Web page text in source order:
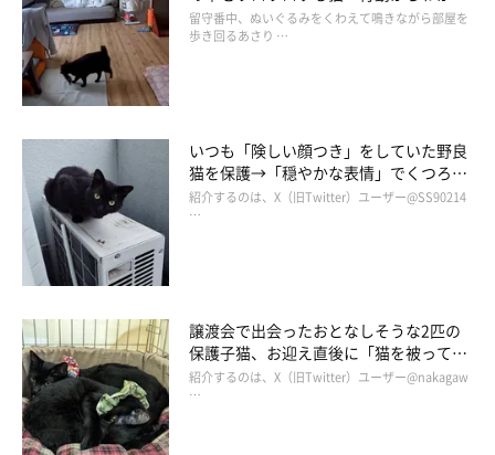
心理は？｜獣医師解説
留守番中、ぬいぐるみをくわえて鳴きながら部屋を
歩き回るあさり …
いつも「険しい顔つき」をしていた野良
猫を保護→「穏やかな表情」でくつろぐ
現在の姿に心温まる
紹介するのは、X（旧Twitter）ユーザー@SS90214
…
譲渡会で出会ったおとなしそうな2匹の
保護子猫、お迎え直後に「猫を被ってい
た」ことが発覚!? 1年後の成長姿にほっ
こり
紹介するのは、X（旧Twitter）ユーザー@nakagaw
…